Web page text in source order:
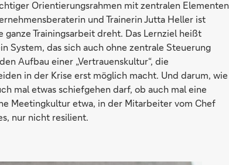
Orientierungsrahmen mit zentralen Elementen
und Trainerin Jutta Heller ist
Trainingsarbeit dreht. Das Lernziel heißt
System, das sich auch ohne zentrale Steuerung
Aufbau einer „Vertrauenskultur“, die
in der Krise erst möglich macht. Und darum, wie
mal etwas schiefgehen darf, ob auch mal eine
Meetingkultur etwa, in der Mitarbeiter vom Chef
nur nicht resilient.